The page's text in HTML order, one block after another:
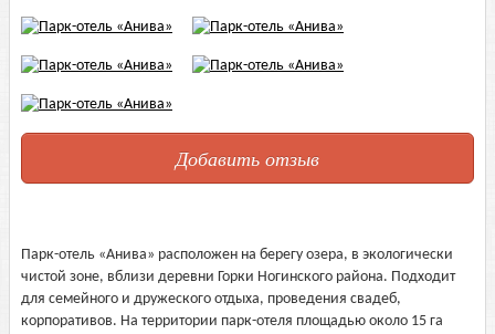
Добавить отзыв
Парк-отель «Анива» расположен на берегу озера, в экологически
чистой зоне, вблизи деревни Горки Ногинского района. Подходит
для семейного и дружеского отдыха, проведения свадеб,
корпоративов. На территории парк-отеля площадью около 15 га